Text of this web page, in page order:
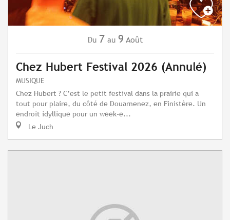
Du 7 au 9 Août
Chez Hubert Festival 2026 (Annulé)
MUSIQUE
Chez Hubert ? C’est le petit festival dans la prairie qui a
tout pour plaire, du côté de Douarnenez, en Finistère. Un
endroit idyllique pour un week-e...
Le Juch